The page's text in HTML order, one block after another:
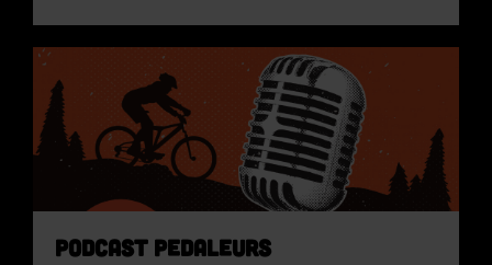
Podcast Pedaleurs